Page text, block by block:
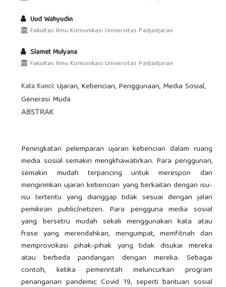
Uud Wahyudin
Fakultas Ilmu Komunikasi Universitas Padjadjaran
Slamet Mulyana
Fakultas Ilmu Komunikasi Universitas Padjadjaran
Kata Kunci: Ujaran, Kebencian, Penggunaan, Media Sosial,
Generasi Muda
ABSTRAK
Peningkatan pelemparan ujaran kebencian dalam ruang
media sosial semakin mengkhawatirkan. Para penggunan,
semakin mudah terpancing untuk merespon dan
mengirimkan ujaran kebencian yang berkaitan dengan isu-
isu tertentu yang dianggap tidak sesuai dengan jalan
pemikiran public/netizen. Para pengguna media sosial
yang bersetru mudah sekali menggunakan kata atau
frase yang merendahkan, mengumpat, memfitnah dan
memprovokasi pihak-pihak yang tidak disukai mereka
atau berbeda pandangan dengan mereka. Sebagai
contoh, ketika pemerintah meluncurkan program
penanganan pandemic Covid 19, seperti bantuan sosial